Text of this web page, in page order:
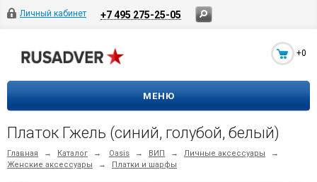
Личный кабинет +7 495 275-25-05
+0
МЕНЮ
Платок Гжель (синий, голубой, белый)
Главная → Каталог → Oasis → ВИП → Личные аксессуары
→
Женские аксессуары
→ Платки и шарфы